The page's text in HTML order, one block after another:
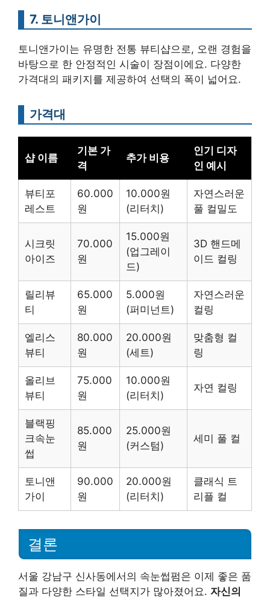
7. 토니앤가이
토니앤가이는 유명한 전통 뷰티샵으로, 오랜 경험을
바탕으로 한 안정적인 시술이 장점이에요. 다양한
가격대의 패키지를 제공하여 선택의 폭이 넓어요.
가격대
샵 이름
기본 가
격
추가 비용
인기 디자
인 예시
뷰티포
레스트
60.000
원
10.000원
(리터치)
자연스러운
풀 컬밀도
시크릿
아이즈
70.000
원
15.000원
(업그레이
드)
3D 핸드메
이드 컬링
릴리뷰
티
65.000
원
5.000원
(퍼미넌트)
자연스러운
컬링
엘리스
뷰티
80.000
원
20.000원
(세트)
맞춤형 컬
링
올리브
뷰티
75.000
원
10.000원
(리터치)
자연 컬링
블랙핑
크속눈
썹
85.000
원
25.000원
(커스텀)
세미 풀 컬
토니앤
가이
90.000
원
20.000원
(리터치)
클래식 트
리플 컬
결론
서울 강남구 신사동에서의 속눈썹펌은 이제 좋은 품
질과 다양한 스타일 선택지가 많아졌어요. 자신의